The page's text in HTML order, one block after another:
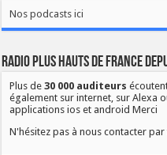
Nos podcasts ici
Radio Plus Hauts de France
Plus de30 000 auditeurs
également sur internet, sur Alexa
applications ios et android Merci
N'hésitez pas à nous contacter